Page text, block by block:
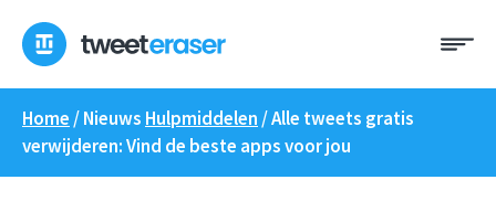
naar
inhoud
Home / Nieuws Hulpmiddelen /Alle tweets gratis
verwijderen: Vind de beste apps voor jou